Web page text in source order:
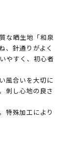
な晒生地「和泉
、針通りがよく
やすく、初心者
風合いを大切に
刺し心地の良さ
特殊加工により